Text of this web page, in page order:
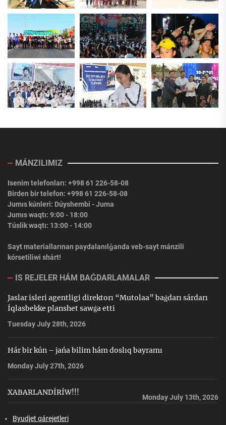
MÁNZILIMIZ
Isenim telefonları: +998 61 226-58-08
Birden bir telefon: +998 61 226-58-08
Jumıs kúnleri: Dúyshembi - Juma
Jumıs waqtı: 9:00 - 18:00
Túslik waqtı: 13:00 - 14:00
Sayt materiallarınan paydalanılǵanda veb-sayt mánzili
kórsetiliwi shárt!
IS REJELER HÁM BAǴDARLAMALAR
Jaslar isleri agentligi direktorı “Mutolaa” baǵdarı sárdarı
Íqlasbekke planshet sawǵa etti
Tuesday July 28th, 2026
Hár bir kún – jańa bilim hám doslıq bayramı
Monday July 27th, 2026
XABARLANDÍRÍW!!!
Monday July 13th, 2026
Byudjet qárejetleri